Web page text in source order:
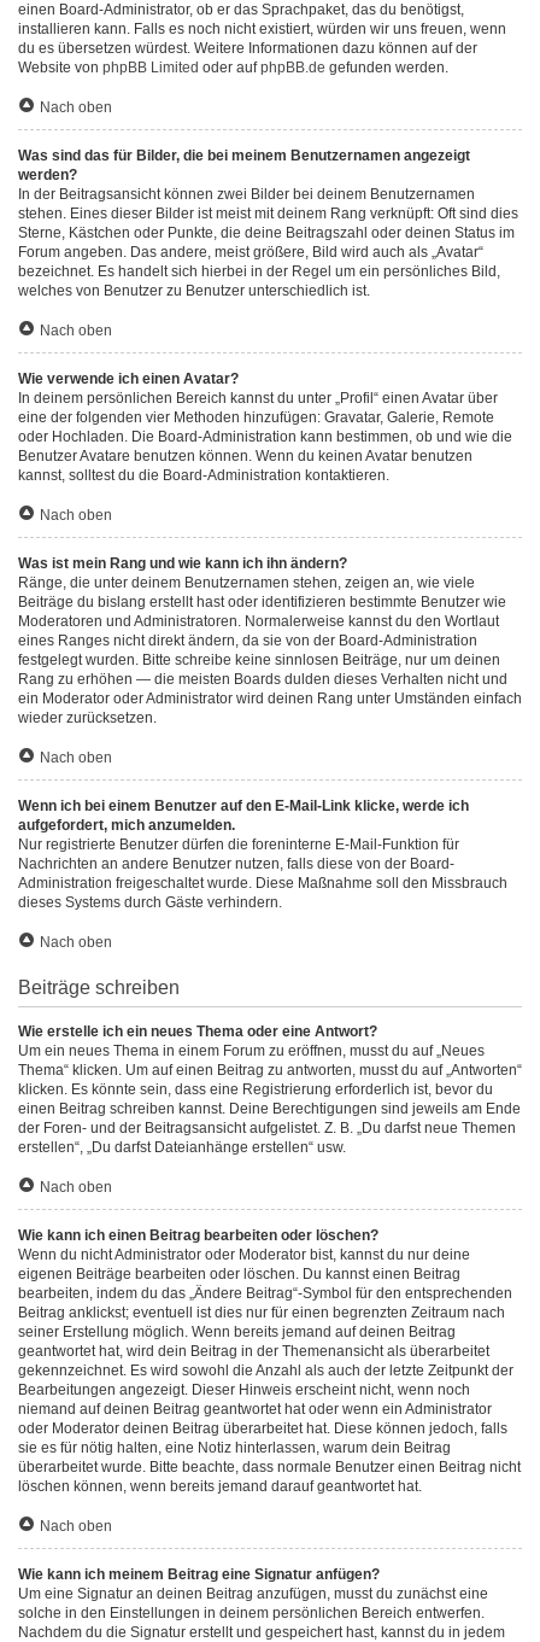
einen Board-Administrator, ob er das Sprachpaket, das du benötigst,
installieren kann. Falls es noch nicht existiert, würden wir uns freuen, wenn
du es übersetzen würdest. Weitere Informationen dazu können auf der
Website von phpBB Limited oder aufphpBB.de gefunden werden.
Nach oben
Was sind das für Bilder, die bei meinem Benutzernamen angezeigt
werden?
In der Beitragsansicht können zwei Bilder bei deinem Benutzernamen
stehen. Eines dieser Bilder ist meist mit deinem Rang verknüpft: Oft sind dies
Sterne, Kästchen oder Punkte, die deine Beitragszahl oder deinen Status im
Forum angeben. Das andere, meist größere, Bild wird auch als „Avatar“
bezeichnet. Es handelt sich hierbei in der Regel um ein persönliches Bild,
welches von Benutzer zu Benutzer unterschiedlich ist.
Nach oben
Wie verwende ich einen Avatar?
In deinem persönlichen Bereich kannst du unter „Profil“ einen Avatar über
eine der folgenden vier Methoden hinzufügen: Gravatar, Galerie, Remote
oder Hochladen. Die Board-Administration kann bestimmen, ob und wie die
Benutzer Avatare benutzen können. Wenn du keinen Avatar benutzen
kannst, solltest du die Board-Administration kontaktieren.
Nach oben
Was ist mein Rang und wie kann ich ihn ändern?
Ränge, die unter deinem Benutzernamen stehen, zeigen an, wie viele
Beiträge du bislang erstellt hast oder identifizieren bestimmte Benutzer wie
Moderatoren und Administratoren. Normalerweise kannst du den Wortlaut
eines Ranges nicht direkt ändern, da sie von der Board-Administration
festgelegt wurden. Bitte schreibe keine sinnlosen Beiträge, nur um deinen
Rang zu erhöhen — die meisten Boards dulden dieses Verhalten nicht und
ein Moderator oder Administrator wird deinen Rang unter Umständen einfach
wieder zurücksetzen.
Nach oben
Wenn ich bei einem Benutzer auf den E-Mail-Link klicke, werde ich
aufgefordert, mich anzumelden.
Nur registrierte Benutzer dürfen die foreninterne E-Mail-Funktion für
Nachrichten an andere Benutzer nutzen, falls diese von der Board-
Administration freigeschaltet wurde. Diese Maßnahme soll den Missbrauch
dieses Systems durch Gäste verhindern.
Nach oben
Beiträge schreiben
Wie erstelle ich ein neues Thema oder eine Antwort?
Um ein neues Thema in einem Forum zu eröffnen, musst du auf „Neues
Thema“ klicken. Um auf einen Beitrag zu antworten, musst du auf „Antworten“
klicken. Es könnte sein, dass eine Registrierung erforderlich ist, bevor du
einen Beitrag schreiben kannst. Deine Berechtigungen sind jeweils am Ende
der Foren- und der Beitragsansicht aufgelistet. Z. B. „Du darfst neue Themen
erstellen“, „Du darfst Dateianhänge erstellen“ usw.
Nach oben
Wie kann ich einen Beitrag bearbeiten oder löschen?
Wenn du nicht Administrator oder Moderator bist, kannst du nur deine
eigenen Beiträge bearbeiten oder löschen. Du kannst einen Beitrag
bearbeiten, indem du das „Ändere Beitrag“-Symbol für den entsprechenden
Beitrag anklickst; eventuell ist dies nur für einen begrenzten Zeitraum nach
seiner Erstellung möglich. Wenn bereits jemand auf deinen Beitrag
geantwortet hat, wird dein Beitrag in der Themenansicht als überarbeitet
gekennzeichnet. Es wird sowohl die Anzahl als auch der letzte Zeitpunkt der
Bearbeitungen angezeigt. Dieser Hinweis erscheint nicht, wenn noch
niemand auf deinen Beitrag geantwortet hat oder wenn ein Administrator
oder Moderator deinen Beitrag überarbeitet hat. Diese können jedoch, falls
sie es für nötig halten, eine Notiz hinterlassen, warum dein Beitrag
überarbeitet wurde. Bitte beachte, dass normale Benutzer einen Beitrag nicht
löschen können, wenn bereits jemand darauf geantwortet hat.
Nach oben
Wie kann ich meinem Beitrag eine Signatur anfügen?
Um eine Signatur an deinen Beitrag anzufügen, musst du zunächst eine
solche in den Einstellungen in deinem persönlichen Bereich entwerfen.
Nachdem du die Signatur erstellt und gespeichert hast, kannst du in jedem